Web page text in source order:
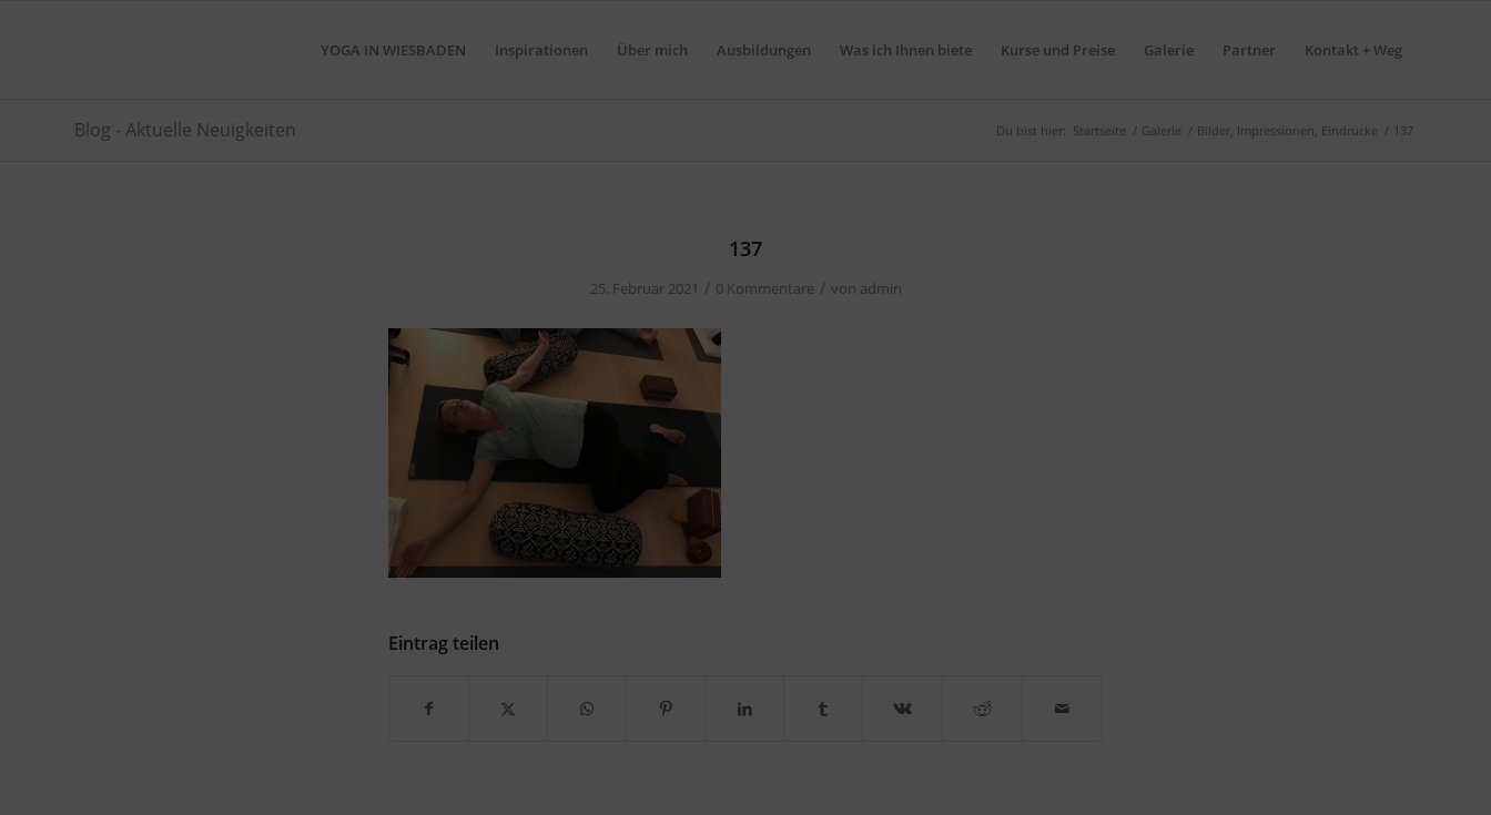
YOGA IN WIESBADEN Inspirationen Über mich Ausbildungen Was ich Ihnen biete Kurse und Preise Galerie Partner Kontakt + Weg
Blog - Aktuelle Neuigkeiten Du bist hier: Startseite / Galerie / Bilder, Impressionen, Eindrücke / 137
137
25. Februar 2021 / 0 Kommentare / von admin
Eintrag teilen